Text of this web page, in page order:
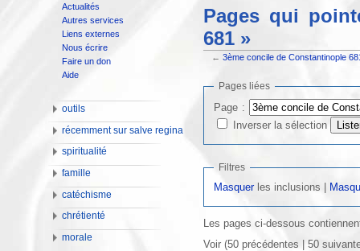
Pages qui
681 »
←3ème concile de Constantinople
Pages liées
Page :
Inverser la sélection
Filtres
Masquerles inclusions |
Les pages ci-dessous
Voir (50 précédentes | 50
Actualités
Autres services
Liens externes
Nous écrire
Faire un don
Aide
outils
récemment sur salve regina
spiritualité
famille
catéchisme
chrétienté
morale